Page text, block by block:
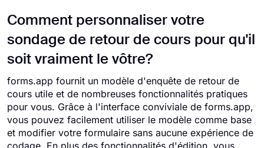
Comment personnaliser votre
sondage de retour de cours pour qu'il
soit vraiment le vôtre?
forms.app fournit un modèle d'enquête de retour de
cours utile et de nombreuses fonctionnalités pratiques
pour vous. Grâce à l'interface conviviale de forms.app,
vous pouvez facilement utiliser le modèle comme base
et modifier votre formulaire sans aucune expérience de
codage. En plus des fonctionnalités d'édition, vous